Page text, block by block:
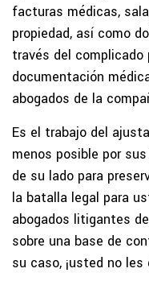
facturas médicas,
propiedad, así como
través del complicado
documentación
abogados de la
Es el trabajo del
menos posible por
de su lado para
la batalla legal para
abogados litigantes
sobre una base de
su caso, ¡usted no les